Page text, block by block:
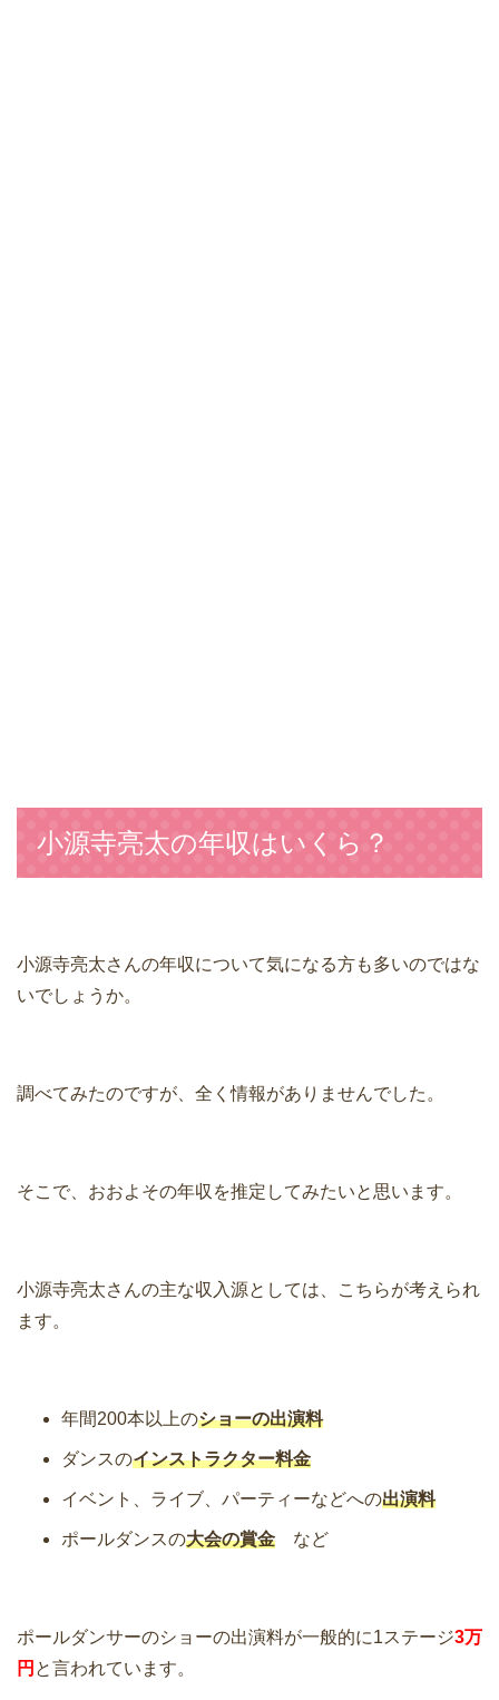
小源寺亮太の年収はいくら？
小源寺亮太さんの年収について気になる方も多いのではな
いでしょうか。
調べてみたのですが、全く情報がありませんでした。
そこで、おおよその年収を推定してみたいと思います。
小源寺亮太さんの主な収入源としては、こちらが考えられ
ます。
年間200本以上のショーの出演料
ダンスのインストラクター料金
イベント、ライブ、パーティーなどへの出演料
ポールダンスの大会の賞金 など
ポールダンサーのショーの出演料が一般的に1ステージ3万
円 と言われています。